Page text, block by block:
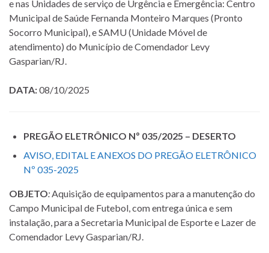
e nas Unidades de serviço de Urgência e Emergência: Centro
Municipal de Saúde Fernanda Monteiro Marques (Pronto
Socorro Municipal), e SAMU (Unidade Móvel de
atendimento) do Município de Comendador Levy
Gasparian/RJ.
DATA:08/10/2025
PREGÃO ELETRÔNICO Nº 035/2025 – DESERTO
AVISO, EDITAL E ANEXOS DO PREGÃO ELETRÔNICO
Nº 035-2025
OBJETO: Aquisição de equipamentos para a manutenção do
Campo Municipal de Futebol, com entrega única e sem
instalação, para a Secretaria Municipal de Esporte e Lazerde
Comendador Levy Gasparian/RJ